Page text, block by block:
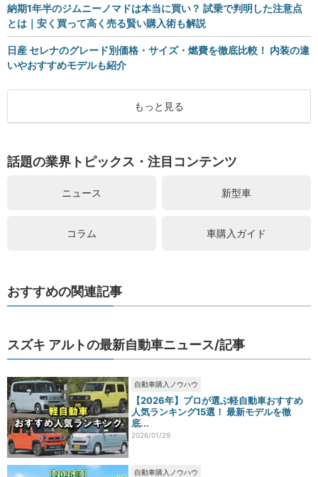
納期1年半のジムニーノマドは本当に買い？ 試乗で判明した注意点
とは｜安く買って高く売る賢い購入術も解説
日産 セレナのグレード別価格・サイズ・燃費を徹底比較！ 内装の違
いやおすすめモデルも紹介
もっと見る
話題の業界トピックス・注目コンテンツ
ニュース 新型車
コラム 車購入ガイド
おすすめの関連記事
スズキ アルトの最新自動車ニュース/記事
自動車購入ノウハウ
【2026年】プロが選ぶ軽自動車おすすめ
人気ランキング15選！ 最新モデルを徹
底...
2026/01/29
自動車購入ノウハウ